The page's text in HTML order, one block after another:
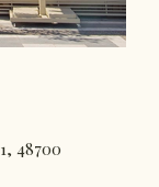
48700